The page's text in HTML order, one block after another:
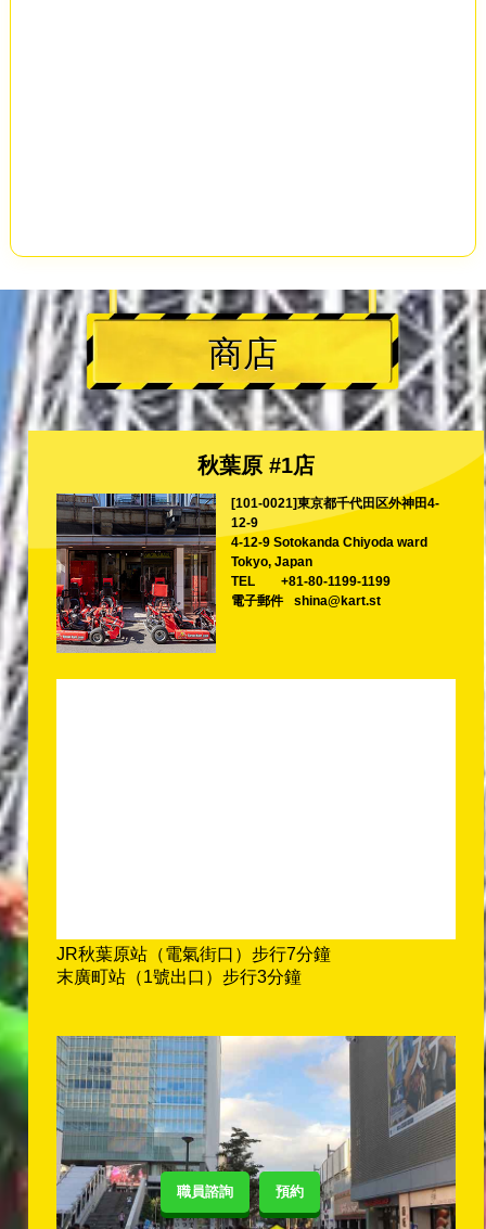
職員諮詢 預約
商店
秋葉原 #1店
[101-0021]東京都千代田区外神田4-
12-9
4-12-9 Sotokanda Chiyoda ward
Tokyo, Japan
TEL
+81-80-1199-1199
電子郵件
shina@kart.st
JR秋葉原站（電氣街口）步行7分鐘
末廣町站（1號出口）步行3分鐘